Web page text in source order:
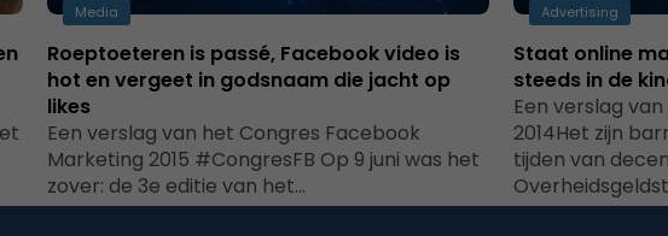
Media
Roeptoeteren is passé, Facebook video is
hot en vergeet in godsnaam die jacht op
likes
Een verslag van het Congres Facebook
Marketing 2015 #CongresFB Op 9 juni was het
zover: de 3e editie van het…
Advertising
Staat online
steeds in de
Een verslag
2014Het zijn
tijden van